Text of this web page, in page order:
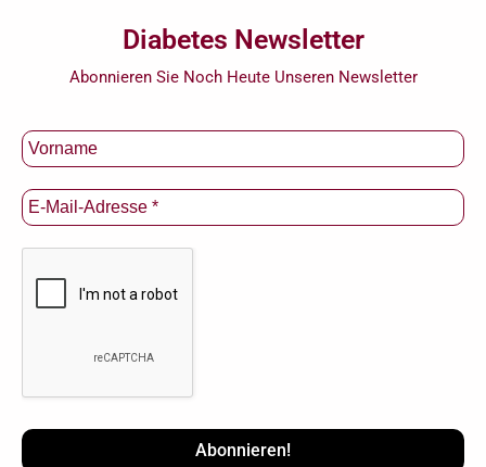
Diabetes Newsletter
Abonnieren Sie Noch Heute Unseren Newsletter